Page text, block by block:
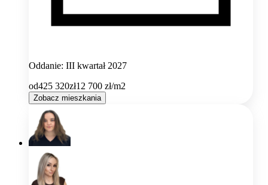
Oddanie: III kwartał 2027
od425 320zł12 700 zł/m2
Zobacz mieszkania